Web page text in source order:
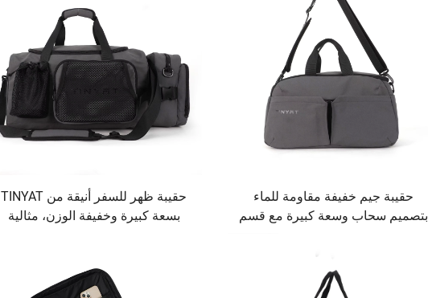
حقيبة جيم خفيفة مقاومة للماء
بتصميم سحاب وسعة كبيرة مع قسم
حقيبة ظهر للسفر أنيقة من TINYAT
بسعة كبيرة وخفيفة الوزن، مثالية
واحد يناسب الجنسين